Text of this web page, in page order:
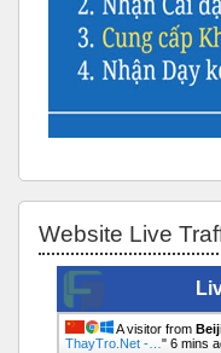
Website Live
A visitor from
ThayTro.Net -… " 6 mins